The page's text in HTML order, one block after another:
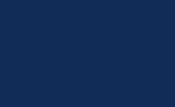
– NR-Zentrum –
Segendorf – Niederbieber –
Weis – Engers – Block